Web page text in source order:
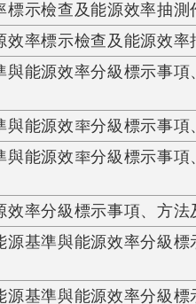
示檢查及能源效率抽測
率標示檢查及能源效率
與能源效率分級標示事
與能源效率分級標示事
與能源效率分級標示事
效率分級標示事項、方
源基準與能源效率分級
基準與能源效率分級